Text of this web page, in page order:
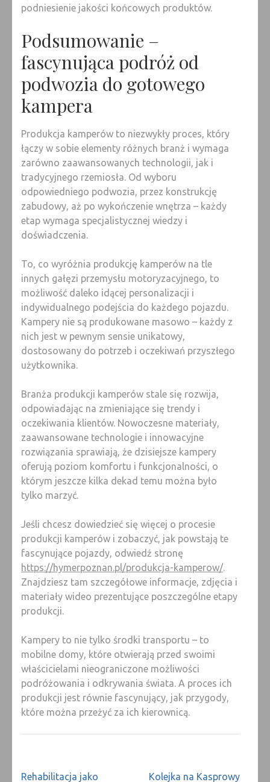
podniesienie jakości końcowych produktów.
Podsumowanie –
fascynująca podróż od
podwozia do gotowego
kampera
Produkcja kamperów to niezwykły proces, który
łączy w sobie elementy różnych branż i wymaga
zarówno zaawansowanych technologii, jak i
tradycyjnego rzemiosła. Od wyboru
odpowiedniego podwozia, przez konstrukcję
zabudowy, aż po wykończenie wnętrza – każdy
etap wymaga specjalistycznej wiedzy i
doświadczenia.
To, co wyróżnia produkcję kamperów na tle
innych gałęzi przemysłu motoryzacyjnego, to
możliwość daleko idącej personalizacji i
indywidualnego podejścia do każdego pojazdu.
Kampery nie są produkowane masowo – każdy z
nich jest w pewnym sensie unikatowy,
dostosowany do potrzeb i oczekiwań przyszłego
użytkownika.
Branża produkcji kamperów stale się rozwija,
odpowiadając na zmieniające się trendy i
oczekiwania klientów. Nowoczesne materiały,
zaawansowane technologie i innowacyjne
rozwiązania sprawiają, że dzisiejsze kampery
oferują poziom komfortu i funkcjonalności, o
którym jeszcze kilka dekad temu można było
tylko marzyć.
Jeśli chcesz dowiedzieć się więcej o procesie
produkcji kamperów i zobaczyć, jak powstają te
fascynujące pojazdy, odwiedź stronę
https://hymerpoznan.pl/produkcja-kamperow/.
Znajdziesz tam szczegółowe informacje, zdjęcia i
materiały wideo prezentujące poszczególne etapy
produkcji.
Kampery to nie tylko środki transportu – to
mobilne domy, które otwierają przed swoimi
właścicielami nieograniczone możliwości
podróżowania i odkrywania świata. A proces ich
produkcji jest równie fascynujący, jak przygody,
które można przeżyć za ich kierownicą.
Nawigacja
Rehabilitacja jako
Kolejka na Kasprowy